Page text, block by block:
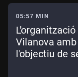
05:57 MIN
Vilanova
l'objectiu de